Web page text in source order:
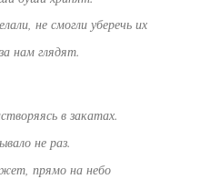
не смогли уберечь их
нам глядят.
в закатах.
не раз.
прямо на небо